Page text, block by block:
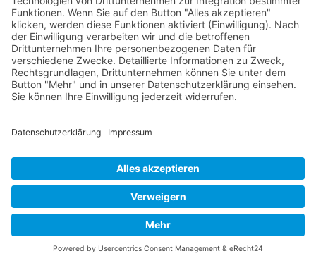
Zweck, Rechtsgrundlagen, Drittunternehmen können Sie
unter dem Button "Mehr" und in unserer
Datenschutzerklärung einsehen. Sie können Ihre Einwilligung
jederzeit widerrufen.
VERWEIGERN
AKZEPTIEREN
MEHR
Powered by